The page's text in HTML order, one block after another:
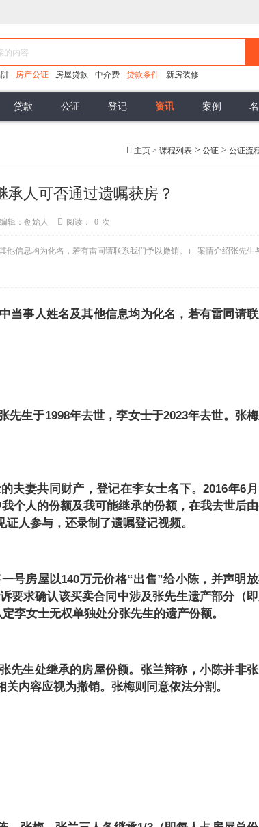
房产公证 房屋贷款 中介费 贷款条件 新房装修
交付条件 逾期交房 逾期付款 逾期办证
贷款 公证 登记 资讯 案例
主页 > 课程列表 > 公证 > 公证流
人可否通过遗嘱获房？
辑：创始人 阅读： 0 次
他信息均为化名，若有雷同请联系我们予以撤销。） 案情介绍张先生
当事人姓名及其他信息均为化名，若有雷同请
先生于1998年去世，李女士于2023年去世。张
夫妻共同财产，登记在李女士名下。2016年6月
个人的份额及我可能继承的份额，在我去世后
人参与，还录制了遗嘱登记视频。
号房屋以140万元价格“出售”给小陈，并声明
要求确认该买卖合同中涉及张先生遗产部分（
李女士无权单独处分张先生的遗产份额。
先生处继承的房屋份额。张兰辩称，小陈并非
内容应视为撤销。张梅则同意依法分割。